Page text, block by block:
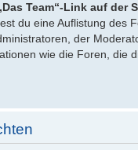
Team“-Link auf der
du eine Auflistung des
der
wie die Foren, die